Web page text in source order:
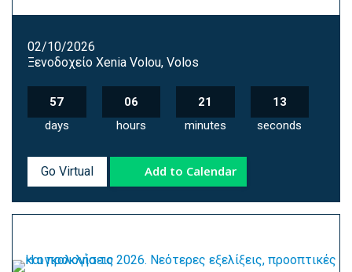
02/10/2026
Ξενοδοχείο Xenia Volou, Volos
57
days
06
hours
21
minutes
12
seconds
Go Virtual Add to Calendar